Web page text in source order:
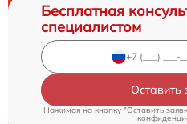
Бесплатная
специалистом
Оставить
Нажимая на кнопку "Оставить